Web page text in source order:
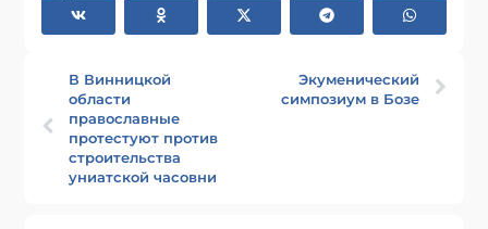
В Винницкой
области
православные
протестуют против
строительства
униатской часовни
Экуменический
симпозиум в Бозе